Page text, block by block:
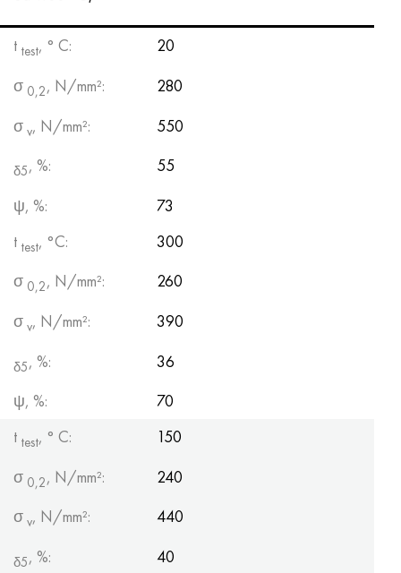
t test, ° С:
20
σ 0,2, N/mm²:
280
σ v, N/mm²: 550
δ5, %:
55
ψ, %:
73
t test, °С:
300
σ 0,2, N/mm²:
260
σ v, N/mm²: 390
δ5, %:
36
ψ, %:
70
t test, ° С:
150
σ 0,2, N/mm²:
240
σ v, N/mm²: 440
δ5, %:
40